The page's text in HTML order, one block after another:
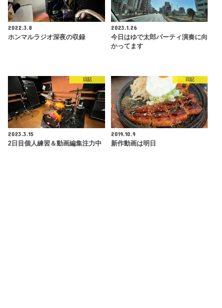
2022.3.8
ホンマルラジオ深夜の収録
2023.1.26
今日はゆで太郎パーティ演奏に向
かってます
日記
2023.3.15
2日目個人練習＆動画編集注力中
日記
2019.10.9
新作動画は明日